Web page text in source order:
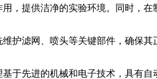
，提供洁净的实验环境。同时，
滤网、喷头等关键部件，确保其
先进的机械和电子技术，具有自